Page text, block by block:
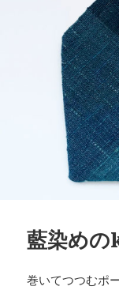
藍染め
巻いてつつむポ